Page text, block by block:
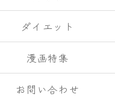
ダイエット
漫画特集
お問い合わせ